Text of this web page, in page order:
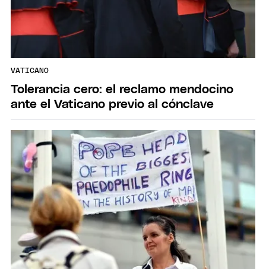
VATICANO
Tolerancia cero: el reclamo mendocino
ante el Vaticano previo al cónclave